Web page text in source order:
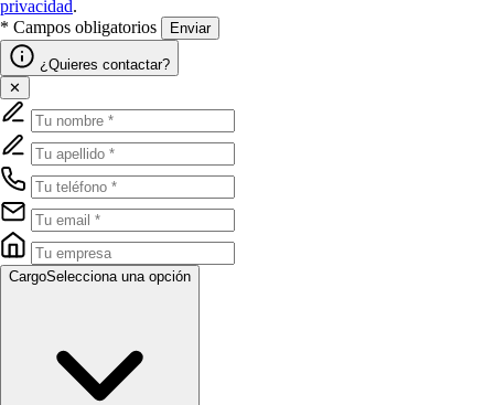
privacidad.
* Campos obligatorios
Enviar
¿Quieres contactar?
✕
CargoSelecciona una opción